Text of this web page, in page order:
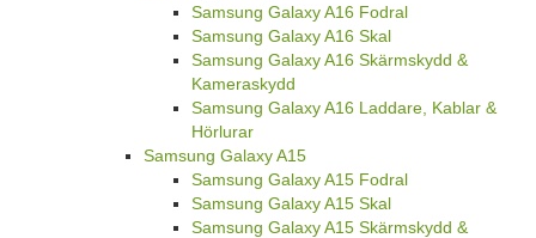
Samsung Galaxy A16 Fodral
Samsung Galaxy A16 Skal
Samsung Galaxy A16 Skärmskydd &
Kameraskydd
Samsung Galaxy A16 Laddare, Kablar &
Hörlurar
Samsung Galaxy A15
Samsung Galaxy A15 Fodral
Samsung Galaxy A15 Skal
Samsung Galaxy A15 Skärmskydd &